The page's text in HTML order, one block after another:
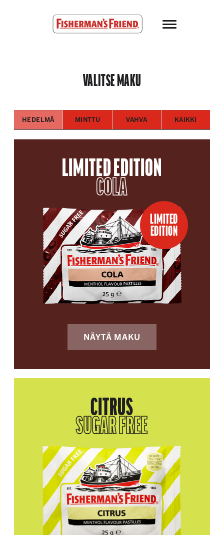
VALITSE MAKU
HEDELMÄ MINTTU VAHVA KAIKKI
LIMITED EDITION
COLA
LIMITED
EDITION
NÄYTÄ MAKU
CITRUS
SUGAR FREE